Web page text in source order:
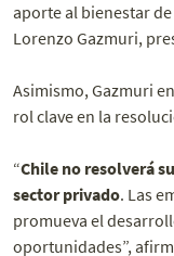
aporte al bienestar
Lorenzo Gazmuri,
Asimismo, Gazmuri
rol clave en la
“Chile no resolverá
sector privado. Las
promueva el
oportunidades”,